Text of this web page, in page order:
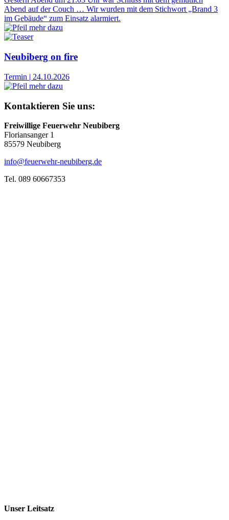
Abend auf der Couch … Wir wurden mit dem Stichwort „Brand 3
im Gebäude“ zum Einsatz alarmiert.
Neubiberg on fire
Termin | 24.10.2026
Kontaktieren Sie uns:
Freiwillige Feuerwehr Neubiberg
Floriansanger 1
85579 Neubiberg
info@feuerwehr-neubiberg.de
Tel. 089 60667353
Unser Leitsatz